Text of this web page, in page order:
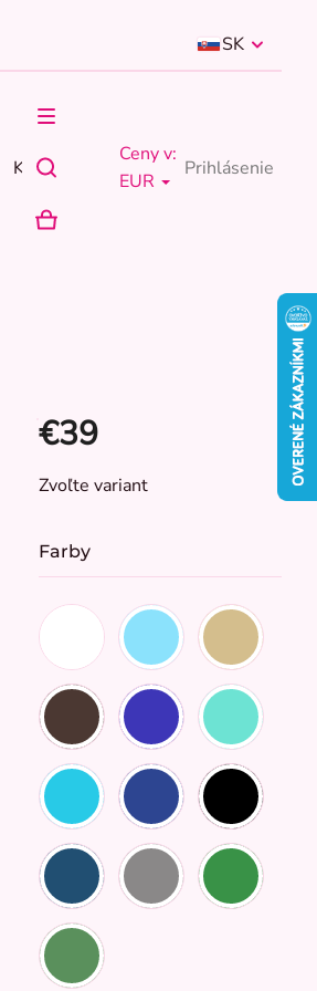
SK
Kontakty
Ceny v:
EUR
Prihlásenie
NÁKUPNÝ
€39
Jednotková
Zvoľte variant
Farby